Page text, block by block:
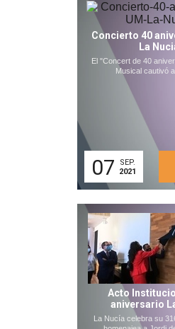
Concierto 40
La
El "Concert de 40
Musical cautivó
07
SEP.
2021
Acto
aniversario
La Nucía celebra su